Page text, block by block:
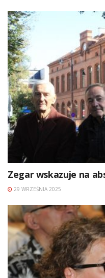
Zegar wskazuje na
29 WRZEŚNIA 2025